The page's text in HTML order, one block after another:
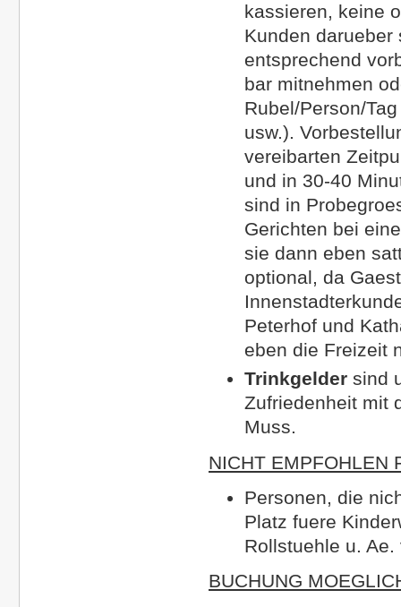
kassieren, keine
Kunden
entsprechend
bar mitnehmen
Rubel/Person/
usw.).
vereibarten
und in 30-40
sind in
Gerichten bei
sie dann eben
optional, da
Peterhof und
eben die Freizeit
Trinkgelder sind
Zufriedenheit mit
Muss.
NICHT EMPFOHLEN
Personen, die
Platz fuere
Rollstuehle u.
BUCHUNG